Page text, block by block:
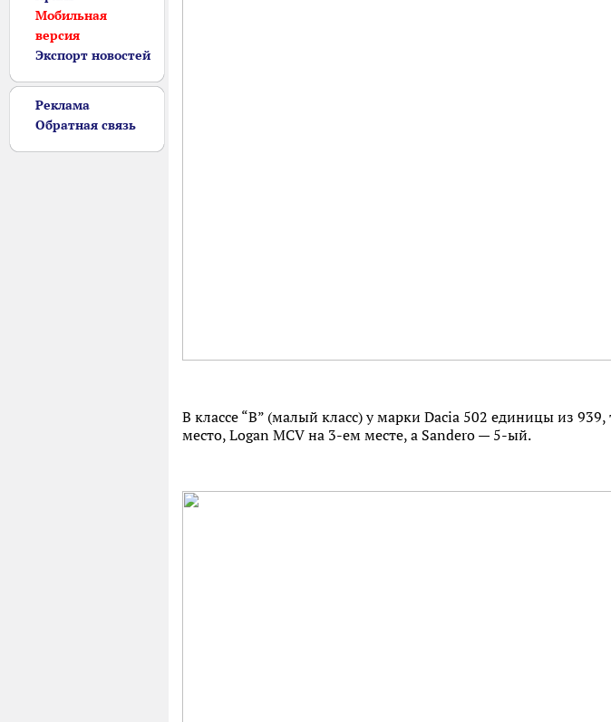
Мобильная
версия
Экспорт новостей
Реклама
Обратная связь
В классе “В” (малый класс) у марки Dacia 502 единицы из
место, Logan MCV на 3-ем месте, а Sandero — 5-ый.